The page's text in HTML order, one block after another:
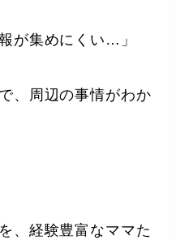
が集めにくい…」
、周辺の事情がわか
、経験豊富なママた